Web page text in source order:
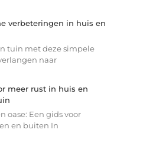
verbeteringen in huis en
tuin met deze simpele
naar
meer rust in huis en
oase: Een gids voor
en buiten In